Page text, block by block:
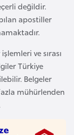
değildir.
apostiller
ve sırası
Türkiye
Belgeler
mühürlenden